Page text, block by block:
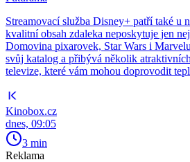
Streamovací služba Disney+ patří také u
kvalitní obsah zdaleka neposkytuje jen
Domovina pixarovek, Star Wars i
svůj katalog a přibývá několik
televize, které vám mohou doprovodit
Kinobox.cz
dnes, 09:05
3 min
Reklama